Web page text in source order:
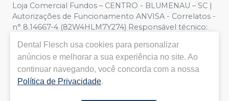
Loja Comercial Fundos – CENTRO - BLUMENAU – SC |
Autorizações de Funcionamento ANVISA - Correlatos -
n° 8.14667-4 (82W4HLM7Y274) Responsável técnico:
Política de Privacidade e Segurança - Fotos meramente
ilustrativas - Os preços e condições da loja virtual estão
sujeitos a alterações. Em caso de divergência de preços
no site, o valor válido é o do Carrinho de Compra. Para
Dental Flesch usa cookies para personalizar
anúncios e melhorar a sua experiência no site. Ao
continuar navegando, você concorda com a nossa
Política de Privacidade.